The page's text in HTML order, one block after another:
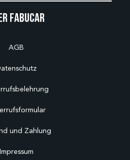
Fabucar
AGB
und Zahlung
Impressum